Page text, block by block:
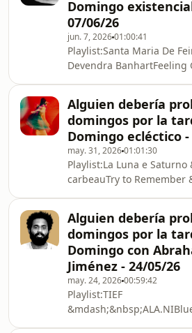
FakhrDrinking Tea
Rog&eacute;r
Feel Bad (Bonus Version)
Rog&eacute;r
Everyday &mdash;
FakhrInsomnia Blue
Rog&eacute;r FakhrLittle
My S
Domingo
07/06/26
jun. 7, 202601:00:41
Playlist:Santa Maria De
Devendra BanhartFeeling
StevensRiptides &mdash;
for CutieBaby Now That
Found You &mdash; The
FoundationsIf You Leave
Behind &mdash;
Daniel RossenA
sublime &mdash; The
date &mdash; claire
rousayUn&#039;avventura
Alguien debería
domingos por la
Domingo ecléctico -
may. 31, 202601:01:30
Playlist:La Luna e Saturno
carbeauTry to Remember
UndergroundBaby Now
I&#039;ve Found You
FoundationsAstral Weeks
Van MorrisonEgg on a Roll
Christopher BearMy
&mdash; Shintaro
Immortal &mdash;
SakamotoWith You
Alguien debería
domingos por la
Domingo con
Jiménez - 24/05/26
may. 24, 202600:59:42
Playlist:TIEF